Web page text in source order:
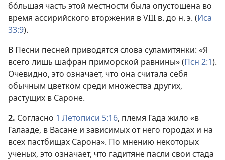
бо́льшая часть этой местности была опустошена во
время ассирийского вторжения в VIII в. до н. э. (Иса
33:9).
В Песни песней приводятся слова суламитянки: «Я
всего лишь шафран приморской равнины» (Псн 2:1).
Очевидно, это означает, что она считала себя
обычным цветком среди множества других,
растущих в Сароне.
2. Согласно 1 Летописи 5:16, племя Гада жило «в
Галааде, в Васане и зависимых от него городах и на
всех пастбищах Сарона». По мнению некоторых
ученых, это означает, что гадитяне пасли свои стада